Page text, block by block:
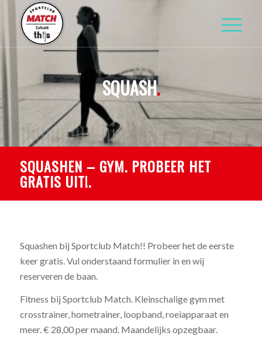
SQUASH.
SQUASHEN – GYM. PROBEER HET
GRATIS UIT!.
Squashen bij Sportclub Match!! Probeer het de eerste
keer gratis. Vul onderstaand formulier in en wij
reserveren de baan.
Fitness bij Sportclub Match. Kleinschalige gym met
crosstrainer, hometrainer, loopband, roeiapparaat en
meer. € 28,00 per maand. Maandelijks opzegbaar.